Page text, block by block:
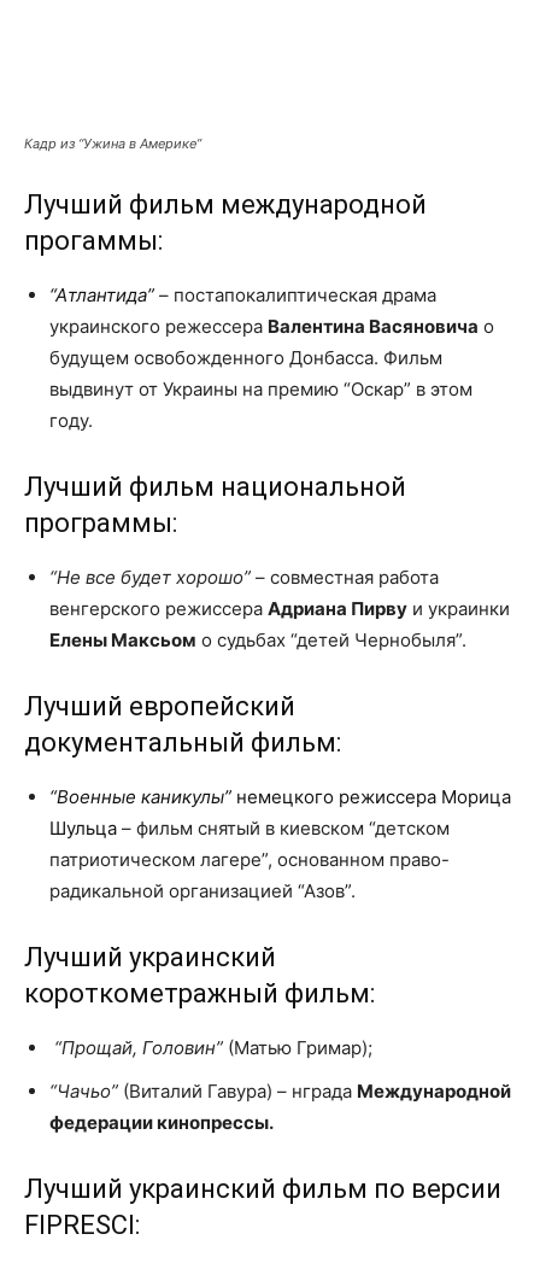
Кадр из “Ужина в Америке”
Лучший фильм международной
прогаммы:
“Атлантида” – постапокалиптическая драма
украинского режессера Валентина Васяновича о
будущем освобожденного Донбасса. Фильм
выдвинут от Украины на премию “Оскар” в этом
году.
Лучший фильм национальной
программы:
“Не все будет хорошо” – совместная работа
венгерского режиссера Адриана Пирву и украинки
Елены Максьом о судьбах “детей Чернобыля”.
Лучший европейский
документальный фильм:
“Военные каникулы” немецкого режиссера Морица
Шульца – фильм снятый в киевском “детском
патриотическом лагере”, основанном право-
радикальной организацией “Азов”.
Лучший украинский
короткометражный фильм:
“Прощай, Головин” (Матью Гримар);
“Чачьо” (Виталий Гавура) – нграда Международной
федерации кинопрессы.
Лучший украинский фильм по версии
FIPRESCI: